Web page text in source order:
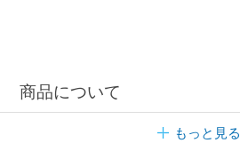
商品について
もっと見る